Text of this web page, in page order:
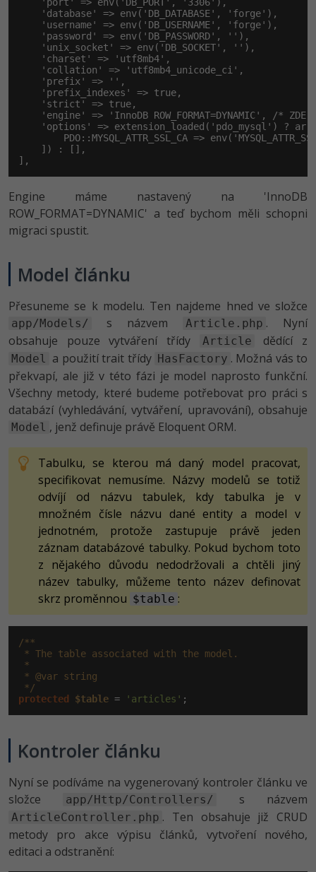
    'port' => env('DB_PORT', '3306'),
    'database' => env('DB_DATABASE', 'forge'),
    'username' => env('DB_USERNAME', 'forge'),
    'password' => env('DB_PASSWORD', ''),
    'unix_socket' => env('DB_SOCKET', ''),
    'charset' => 'utf8mb4',
    'collation' => 'utf8mb4_unicode_ci',
    'prefix' => '',
    'prefix_indexes' => true,
    'strict' => true,
'engine' => 'InnoDB ROW_FORMAT=DYNAMIC', /* ZDE
'options' => extension_loaded('pdo_mysql') ?
PDO::MYSQL_ATTR_SSL_CA =>
    ]) : [],
],
Engine máme nastavený na 'InnoDB
ROW_FORMAT=DYNAMIC' a teď bychom měli schopni
migraci spustit.
Model článku
Přesuneme se k modelu. Ten najdeme hned ve složce
app/Models/ s názvem Article.php . Nyní
obsahuje pouze vytváření třídy
Article dědící z
Model a použití trait třídy HasFactory . Možná vás to
překvapí, ale již v této fázi je model naprosto funkční.
Všechny metody, které budeme potřebovat pro práci s
databází (vyhledávání, vytváření, upravování), obsahuje
Model , jenž definuje právě Eloquent ORM.
Tabulku, se kterou má daný model pracovat,
specifikovat nemusíme. Názvy modelů se totiž
odvíjí od názvu tabulek, kdy tabulka je v
množném čísle názvu dané entity a model v
jednotném, protože zastupuje právě jeden
záznam databázové tabulky. Pokud bychom toto
z nějakého důvodu nedodržovali a chtěli jiný
název tabulky, můžeme tento název definovat
skrz proměnnou $table :
/**
* The table associated with the model.
*
* @var string
*/
protected
$table = 'articles' ;
Kontroler článku
Nyní se podíváme na vygenerovaný kontroler článku ve
složce
app/Http/Controllers/ s názvem
ArticleController.php . Ten obsahuje již CRUD
metody pro akce výpisu článků, vytvoření nového,
editaci a odstranění: